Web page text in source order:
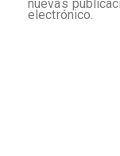
nuevas
electrónico.